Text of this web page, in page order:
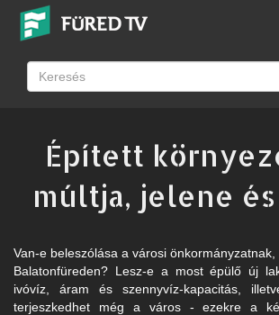
Épített
múltja, jelene
Van-e beleszólása a városi
Balatonfüreden? Lesz-e a most épülő új
ivóvíz, áram és szennyvíz-kapacitás,
terjeszkedhet még a város - ezekre a